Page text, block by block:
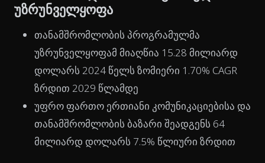
უზრუნველყოფა
თანამშრომლობის პროგრამულმა
უზრუნველყოფამ მიაღწია 15.28 მილიარდ
დოლარს 2024 წელს ზომიერი 1.70% CAGR
ზრდით 2029 წლამდე
უფრო ფართო ერთიანი კომუნიკაციებისა და
თანამშრომლობის ბაზარი შეადგენს 64
მილიარდ დოლარს 7.5% წლიური ზრდით